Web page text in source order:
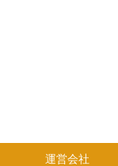
運営会社